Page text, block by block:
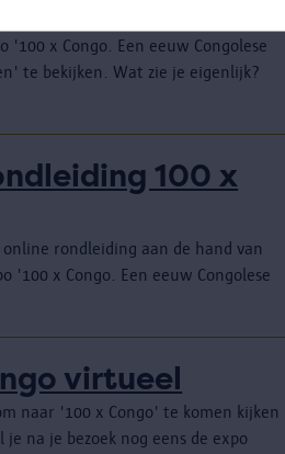
'100 x Congo. Een eeuw Congolese
te bekijken. Wat zie je eigenlijk?
100 x
rondleiding aan de hand van
'100 x Congo. Een eeuw Congolese
virtueel
naar '100 x Congo' te komen kijken
na je bezoek nog eens de expo